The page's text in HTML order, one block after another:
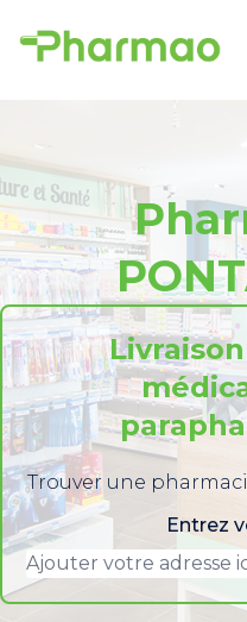
Trouver une
Entrez